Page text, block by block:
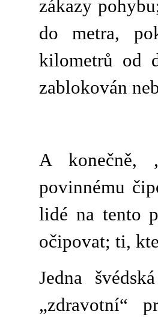
zákazy
do metra,
kilometrů od
zablokován
A konečně,
povinnému
lidé na tento
očipovat; ti,
Jedna
„zdravotní“